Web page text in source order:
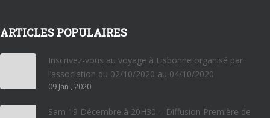
ARTICLES POPULAIRES
Inscrivez-vous au voyage à Lisbonne organisé par
l’association du 02/10/2020 au 04/10/2020
09 Jan , 2020
Sam 19 Décembre à 20H30 – Diffusion Première de